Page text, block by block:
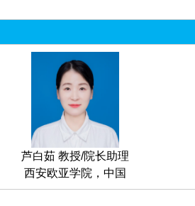
芦白茹 教授/院长助理
西安欧亚学院，中国